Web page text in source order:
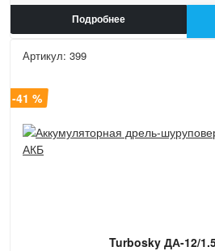
Подробнее
Артикул: 399
-41 %
Turbosky ДА-12/